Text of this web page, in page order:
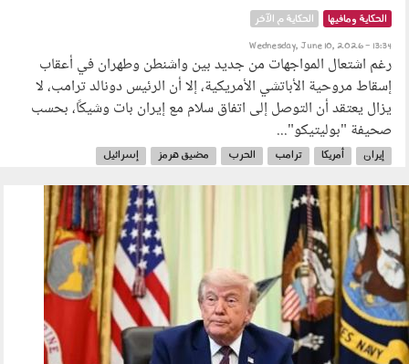
الحكاية ومافيها الحكاية م الآخر
Wednesday, June 10, 2026 - 13:34
رغم اشتعال المواجهات من جديد بين واشنطن وطهران في أعقاب
إسقاط مروحية الأباتشي الأمريكية، إلا أن الرئيس دونالد ترامب، لا
يزال يعتقد أن التوصل إلى اتفاق سلام مع إيران بات وشيكًا، بحسب
صحيفة "بوليتيكو"...
إيران أمريكا ترامب الحرب مضيق هرمز
إسرائيل
090602.jpg